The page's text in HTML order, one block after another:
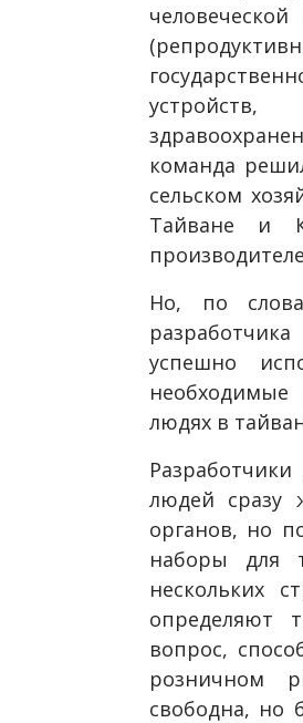
команда
сельском
Тайване и
Но, по
успешно
людях в
людей сразу
органов, но
наборы для
нескольких
определяют
вопрос,
розничном
свободна, но